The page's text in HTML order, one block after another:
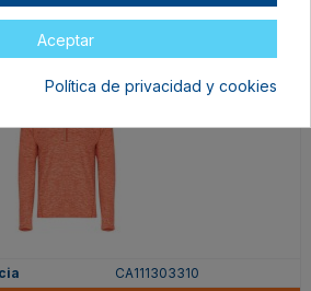
CA111303310
Aceptar
Política de privacidad y cookies